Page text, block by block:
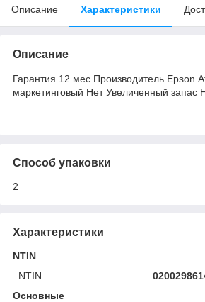
Описание Характеристики
Описание
Гарантия 12 мес Производитель Epson
маркетинговый Нет Увеличенный запас
Способ упаковки
2
Характеристики
NTIN
NTIN
Основные